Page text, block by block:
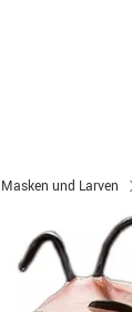
Masken und Larven